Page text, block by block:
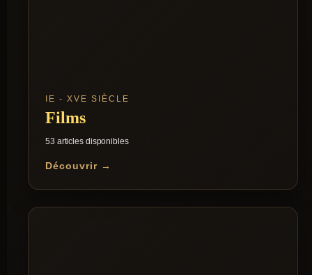
IE - XVE SIÈCLE
Films
53 articles disponibles
Découvrir →